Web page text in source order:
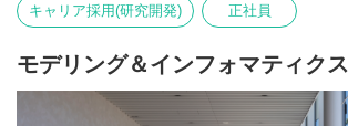
キャリア採用(研究開発) 正社員
モデリング＆インフォマティクス